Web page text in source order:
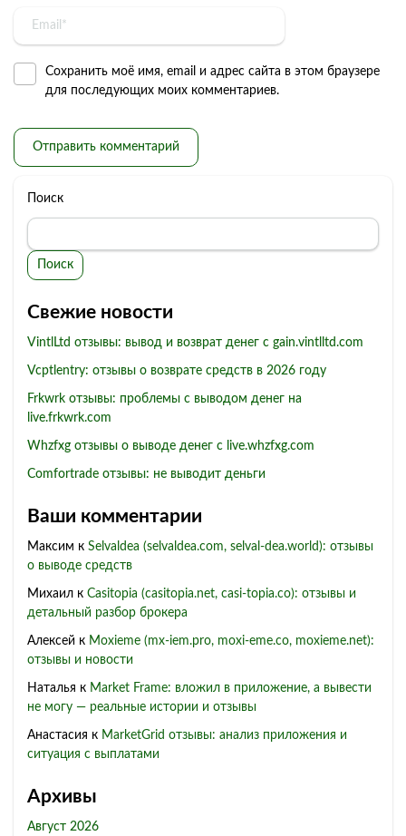
Сохранить моё имя, email и адрес сайта в этом браузере
для последующих моих комментариев.
Поиск
Поиск
Свежие новости
VintlLtd отзывы: вывод и возврат денег с gain.vintlltd.com
Vcptlentry: отзывы о возврате средств в 2026 году
Frkwrk отзывы: проблемы с выводом денег на
live.frkwrk.com
Whzfxg отзывы о выводе денег с live.whzfxg.com
Comfortrade отзывы: не выводит деньги
Ваши комментарии
Максим к Selvaldea (selvaldea.com, selval-dea.world): отзывы
о выводе средств
Михаил к Casitopia (casitopia.net, casi-topia.co): отзывы и
детальный разбор брокера
Алексей к Moxieme (mx-iem.pro, moxi-eme.co, moxieme.net):
отзывы и новости
Наталья к Market Frame: вложил в приложение, а вывести
не могу — реальные истории и отзывы
Анастасия к MarketGrid отзывы: анализ приложения и
ситуация с выплатами
Архивы
Август 2026